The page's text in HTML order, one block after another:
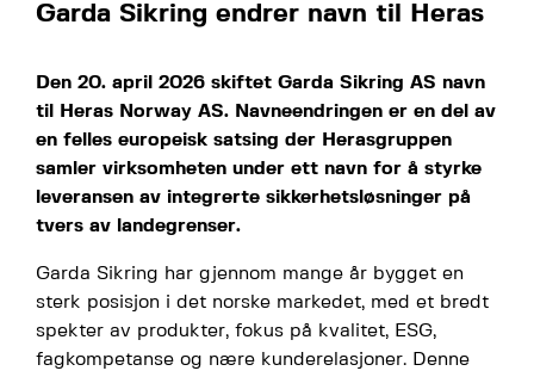
Garda Sikring endrer navn til Heras
Den 20. april 2026 skiftet Garda Sikring AS navn
til Heras Norway AS. Navneendringen er en del av
en felles europeisk satsing der Herasgruppen
samler virksomheten under ett navn for å styrke
leveransen av integrerte sikkerhetsløsninger på
tvers av landegrenser.
Garda Sikring har gjennom mange år bygget en
sterk posisjon i det norske markedet, med et bredt
spekter av produkter, fokus på kvalitet, ESG,
fagkompetanse og nære kunderelasjoner. Denne